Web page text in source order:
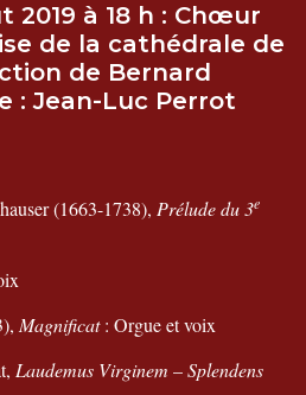
2019 à 18 h : Chœur
de la cathédrale de
de Bernard
: Jean-Luc Perrot
(1663-1738), Prélude du 3e
Magnificat: Orgue et voix
Laudemus Virginem –Splendens